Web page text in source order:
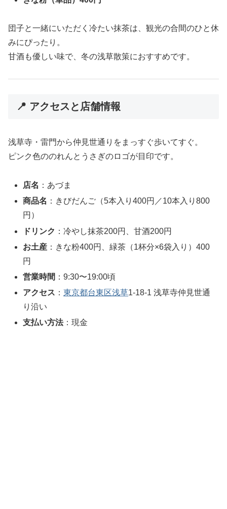
団子と一緒にいただく冷たい抹茶は、観光の合間のひと休
みにぴったり。
甘酒も優しい味で、冬の浅草散策におすすめです。
📍 アクセスと店舗情報
浅草寺・雷門から仲見世通りをまっすぐ歩いてすぐ。
ピンク色ののれんとうさぎのロゴが目印です。
店名 ：あづま
商品名 ：きびだんご（5本入り400円／10本入り800
円）
ドリンク ：冷やし抹茶200円、甘酒200円
お土産 ：きな粉400円、緑茶（1杯分×6袋入り）400
円
営業時間 ：9:30〜19:00頃
アクセス ：東京都台東区浅草1-18-1 浅草寺仲見世通
り沿い
支払い方法：現金